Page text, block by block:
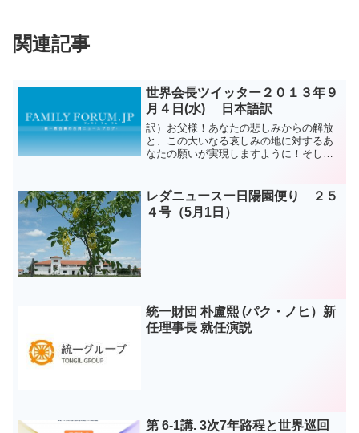
関連記事
世界会長ツイッター２０１３年９
月４日(水) 日本語訳
訳）お父様！あなたの悲しみからの解放
と、この大いなる哀しみの地に対するあ
なたの願いが実現しますように！そして
resolution of your grie...
レダニュースー日陽園便り ２５
４号（5月1日）
統一財団 朴盧熙 (パク・ノヒ）新
任理事長 就任演説
第 6-1講. 3次7年路程と世界巡回